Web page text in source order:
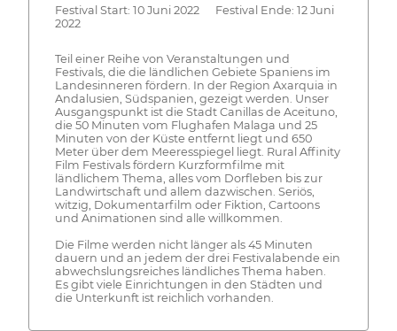
Festival Start: 10 Juni 2022 Festival Ende: 12 Juni
2022
Teil einer Reihe von Veranstaltungen und
Festivals, die die ländlichen Gebiete Spaniens im
Landesinneren fördern. In der Region Axarquia in
Andalusien, Südspanien, gezeigt werden. Unser
Ausgangspunkt ist die Stadt Canillas de Aceituno,
die 50 Minuten vom Flughafen Malaga und 25
Minuten von der Küste entfernt liegt und 650
Meter über dem Meeresspiegel liegt. Rural Affinity
Film Festivals fördern Kurzformfilme mit
ländlichem Thema, alles vom Dorfleben bis zur
Landwirtschaft und allem dazwischen. Seriös,
witzig, Dokumentarfilm oder Fiktion, Cartoons
und Animationen sind alle willkommen.
Die Filme werden nicht länger als 45 Minuten
dauern und an jedem der drei Festivalabende ein
abwechslungsreiches ländliches Thema haben.
Es gibt viele Einrichtungen in den Städten und
die Unterkunft ist reichlich vorhanden.